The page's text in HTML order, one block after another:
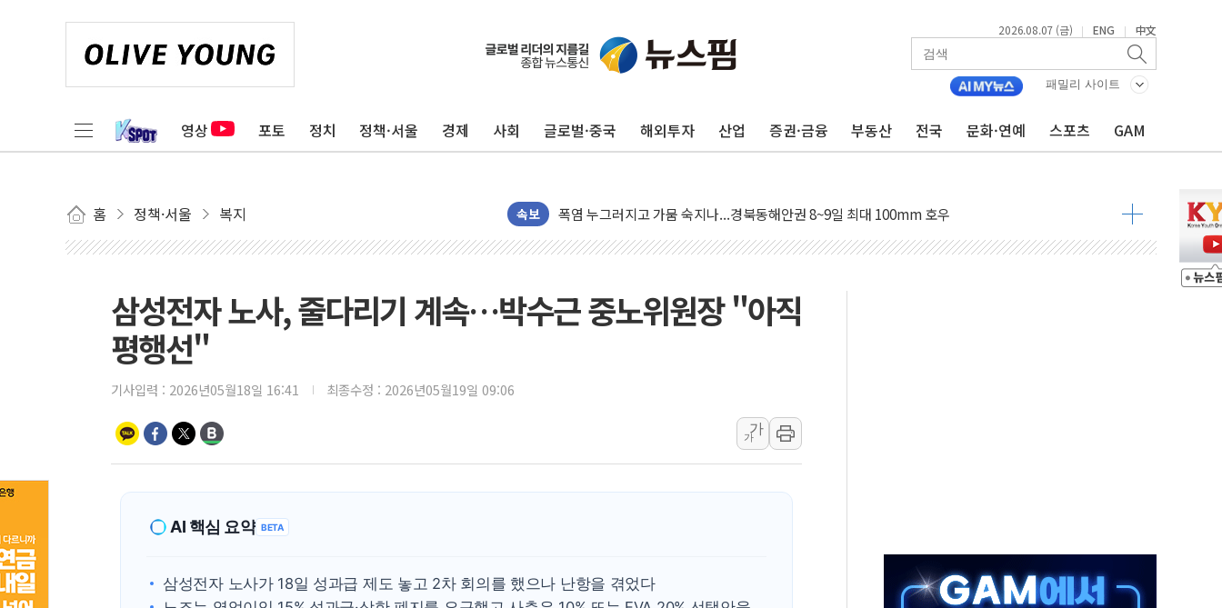
2026.08.07 (금) | ENG | 中文
패밀리 사이트
영상 포토 정치 정책·서울 경제 사회 글로벌·중국 해외투자 산업 증권·금융 부동산 전국 문화·연예 스포츠 GAM
홈 정책·서울 복지 속보
[사진] 빈살만과 에르도안의 만남
이란와이어 "이란 최고지도자 위독…곧 사망해도 놀랍지 않아"
[인도증시] 중동 불안 속 유가 상승에 소폭 하락...금융주 낙폭 커
황희 '폐버스 청년주택' SNS 글 역풍에 "정부정책 아냐" 해명
사우디·튀르키예·파키스탄, '공동방위협정' 체결… 수니파 국가들의 새 안보 협력 구도
신길동 신축도 3.3㎡당 7250만원…써밋 클라비온 59㎡ 18억원대
[AI 부동산 투데이] 특공 전략도 '극과 극'…생애최초만 경쟁 치열
[코인시황] 비트코인 6만4000달러대 횡보…고래·ETF 매수에도 고유가·금리·입법 지연 '삼중 부담'
42.5도 역대급 폭염…동물들도 특별식으로 여름나기 [뉴스핌 줌인]
경찰, 9월부터 '가족 사건' 못 맡는다…상피제 실시
"文정부 악몽 재현 안돼"...李 부동산 세제안에 與 내부서 '총선·대선 직격탄' 우려
삼성전자 노사, 줄다리기 계속…박수근 중노위원장 "아직
평행선"
기사입력 : 2026년05월18일 16:41 최종수정 : 2026년05월19일 09:06
가
가
AI 핵심 요약 BETA
삼성전자 노사가 18일 성과급 제도 놓고 2차 회의를 했으나 난항을 겪었다